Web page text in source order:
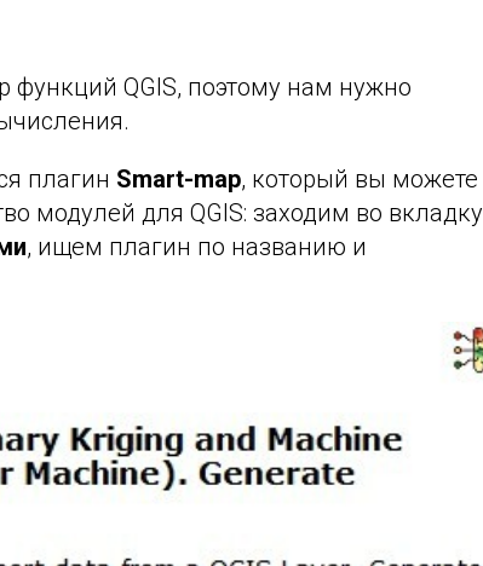
функций QGIS, поэтому нам нужно
плагин Smart-map, который вы можете
модулей для QGIS: заходим во вкладку
, ищем плагин по названию и